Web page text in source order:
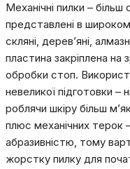
Механічні пилки –
представлені в
скляні, дерев’яні,
пластина закріплена
обробки стоп.
невеликої підготовки –
роблячи шкіру більш
плюс механічних терок –
абразивністю, тому
жорстку пилку для